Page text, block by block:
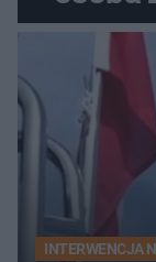
INTERWENCJA